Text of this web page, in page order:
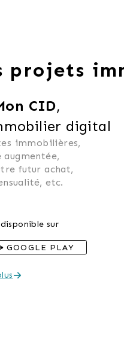
projets
CID,
digital
immobilières,
futur achat,
etc.
sur
GOOGLE PLAY